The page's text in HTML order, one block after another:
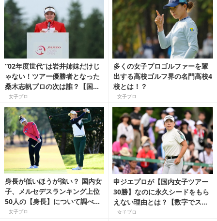
“02年度世代”は岩井姉妹だけじ
ゃない！ツアー優勝者となった
桑木志帆プロの次は誰？【国内
女子ツアー豆知識】
女子プロ
多くの女子プロゴルファーを輩
出する高校ゴルフ界の名門高校4
校とは！？
女子プロ
身長が低いほうが強い？ 国内女
子、メルセデスランキング上位
50人の【身長】について調べて
みました！【数字でスゴさを読
女子プロ
申ジエプロが【国内女子ツアー
30勝】なのに永久シードをもら
えない理由とは？【数字でスゴ
さを読み解く国内女子ゴルフツ
女子プロ